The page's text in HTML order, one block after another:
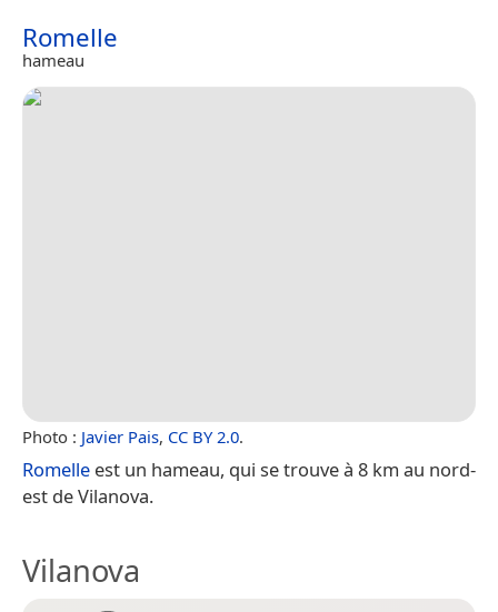
Romelle
hameau
Photo : Javier Pais, CC BY 2.0.
Romelle est un hameau, qui se trouve à 8 km au nord-
est de Vilanova.
Vilanova